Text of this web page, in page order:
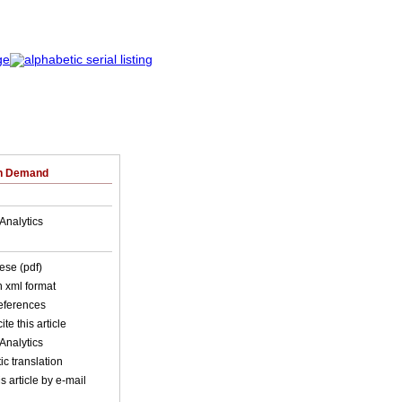
Demand
(pdf)
xml format
this article
translation
article by e-mail